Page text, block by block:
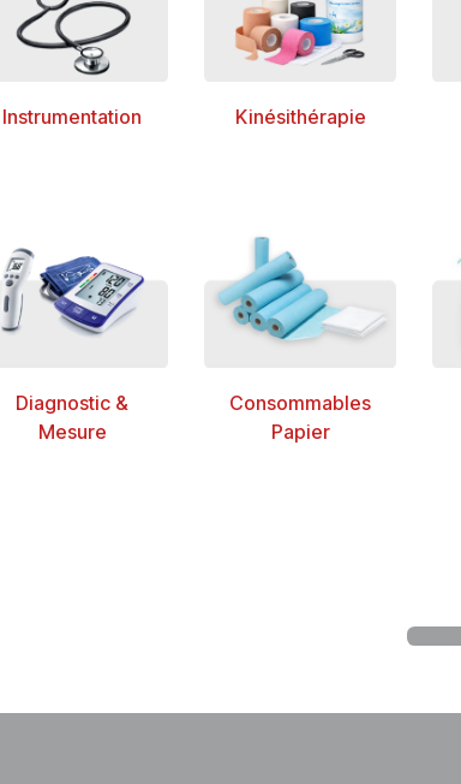
Instrumentation Kinésithérapie
Diagnostic &
Mesure
Consommables
Papier